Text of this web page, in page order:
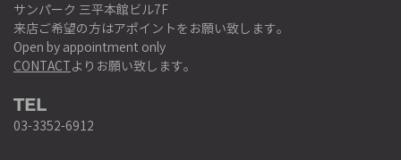
サンパーク 三平本館ビル7F
来店ご希望の方はアポイントをお願い致します。
Open by appointment only
CONTACTよりお願い致します。
TEL
03-3352-6912